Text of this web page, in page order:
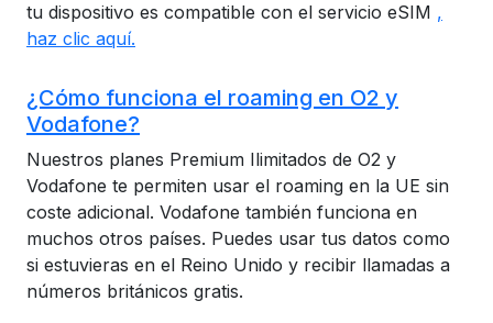
tu dispositivo es compatible con el servicio eSIM ,
haz clic aquí.
¿Cómo funciona el roaming en O2 y
Vodafone?
Nuestros planes Premium Ilimitados de O2 y
Vodafone te permiten usar el roaming en la UE sin
coste adicional. Vodafone también funciona en
muchos otros países. Puedes usar tus datos como
si estuvieras en el Reino Unido y recibir llamadas a
números británicos gratis.